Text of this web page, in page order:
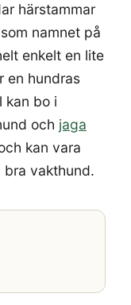
härstammar
namnet på
enkelt en lite
en hundras
kan bo i
och jaga
kan vara
bra vakthund.